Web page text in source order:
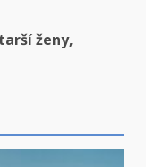
ženy,